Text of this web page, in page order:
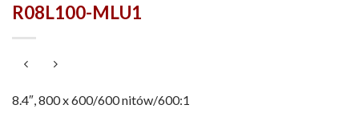
R08L100-MLU1
8.4″, 800 x 600/600 nitów/600:1